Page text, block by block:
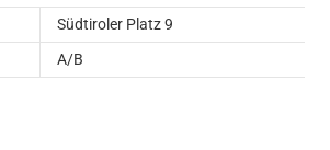
Südtiroler Platz 9
A/B